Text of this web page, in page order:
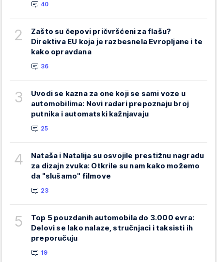
40
2
Zašto su čepovi pričvršćeni za flašu?
Direktiva EU koja je razbesnela Evropljane i te
kako opravdana
36
3
Uvodi se kazna za one koji se sami voze u
automobilima: Novi radari prepoznaju broj
putnika i automatski kažnjavaju
25
4
Nataša i Natalija su osvojile prestižnu nagradu
za dizajn zvuka: Otkrile su nam kako možemo
da "slušamo" filmove
23
5
Top 5 pouzdanih automobila do 3.000 evra:
Delovi se lako nalaze, stručnjaci i taksisti ih
preporučuju
19